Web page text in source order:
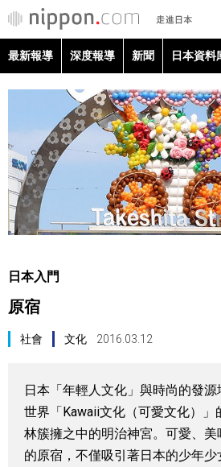
最新報導
深度報導
日本指南
視覺日本
臺灣香港
最新報導 深度報導 新聞 日本資料
日本入門
原宿
社會 文化 2016.03.12
日本「年輕人文化」與時尚的發
世界「Kawaii文化（可愛文化）」
林簇擁之中的明治神宮。可愛、
的原宿，不僅吸引著日本的少年